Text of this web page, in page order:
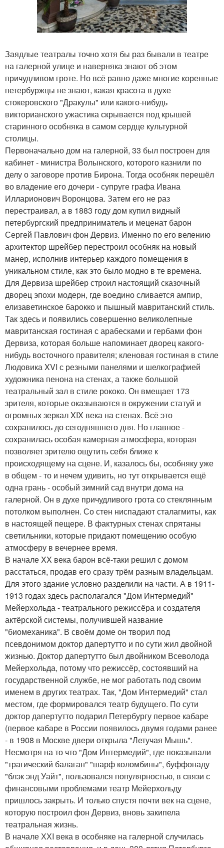
Заядлые театралы точно хотя бы раз бывали в театре
на галерной улице и наверняка знают об этом
причудливом гроте. Но всё равно даже многие коренные
петербуржцы не знают, какая красота в духе
стокеровского "Дракулы" или какого-нибудь
викторианского ужастика скрывается под крышей
старинного особняка в самом сердце культурной
столицы.
Первоначально дом на галерной, 33 был построен для
кабинет - министра Волынского, которого казнили по
делу о заговоре против Бирона. Тогда особняк перешёл
во владение его дочери - супруге графа Ивана
Илларионович Воронцова. Затем его не раз
перестраивал, а в 1883 году дом купил видный
петербургский предприниматель и меценат барон
Сергей Павлович фон Дервиз. Именно по его велению
архитектор шрейбер перестроил особняк на новый
манер, исполнив интерьер каждого помещения в
уникальном стиле, как это было модно в те времена.
Для Дервиза шрейбер строил настоящий сказочный
дворец эпохи модерн, где воедино сливается ампир,
елизаветинское барокко и пышный мавританский стиль.
Так здесь и появились совершенно великолепные
мавританская гостиная с арабесками и гербами фон
Дервиза, которая больше напоминает дворец какого-
нибудь восточного правителя; кленовая гостиная в стиле
Людовика XVI с резными панелями и шелкографией
художника пенона на стенах, а также большой
театральный зал в стиле рококо. Он вмещает 173
зрителя, которые оказываются в окружении статуй и
огромных зеркал XIX века на стенах. Всё это
сохранилось до сегодняшнего дня. Но главное -
сохранилась особая камерная атмосфера, которая
позволяет зрителю ощутить себя ближе к
происходящему на сцене. И, казалось бы, особняку уже
в общем - то и нечем удивить, но тут открывается ещё
одна грань - особый зимний сад внутри дома на
галерной. Он в духе причудливого грота со стеклянным
потолком выполнен. Со стен ниспадают сталагмиты, как
в настоящей пещере. В фактурных стенах спрятаны
светильники, которые придают помещению особую
атмосферу в вечернее время.
В начале XX века барон всё-таки решил с домом
расстаться, продав его сразу трём разным владельцам.
Для этого здание условно разделили на части. А в 1911-
1913 годах здесь располагался "Дом Интермедий"
Мейерхольда - театрального режиссёра и создателя
актёрской системы, получившей название
"биомеханика". В своём доме он творил под
псевдонимом доктор дапертутто и по сути жил двойной
жизнью. Доктор дапертутто был двойником Всеволода
Мейерхольда, потому что режиссёр, состоявший на
государственной службе, не мог работать под своим
именем в других театрах. Так, "Дом Интермедий" стал
местом, где формировался театр будущего. По сути
доктор дапертутто подарил Петербургу первое кабаре
(первое кабаре в России появилось двумя годами ранее
- в 1908 в Москве двери открыла "Летучая Мышь".
Несмотря на то что "Дом Интермедий", где показывали
"трагический балаган" "шарф коломбины", буффонаду
"блэк энд Уайт", пользовался популярностью, в связи с
финансовыми проблемами театр Мейерхольду
пришлось закрыть. И только спустя почти век на сцене,
которую построил фон Дервиз, вновь закипела
театральная жизнь.
В начале ХХI века в особняке на галерной случилась